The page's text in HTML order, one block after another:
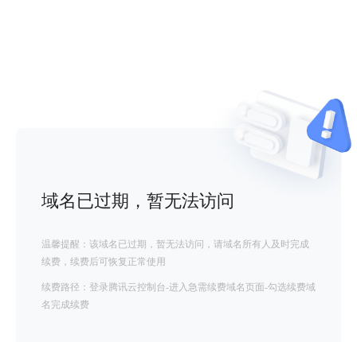
域名已过期，暂无法访问
温馨提醒：该域名已过期，暂无法访问，请域名所有人及时完成
续费，续费后可恢复正常使用
续费路径：登录腾讯云控制台-进入急需续费域名页面-勾选续费域
名完成续费